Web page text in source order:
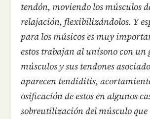
tendón, moviendo los músculos
relajación, flexibilizándolos. Y
para los músicos es muy
estos trabajan al unísono con un
músculos y sus tendones
aparecen tendiditis,
osificación de estos en algunos
sobreutilización del músculo que